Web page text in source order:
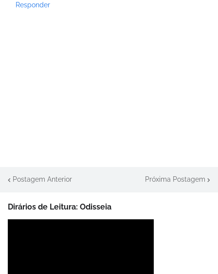
Responder
Postagem Anterior Próxima Postagem
Dirários de Leitura: Odisseia